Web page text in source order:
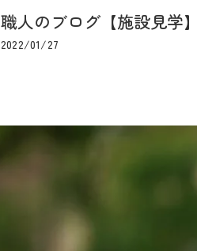
職人のブログ【施設見学】
2022/01/27